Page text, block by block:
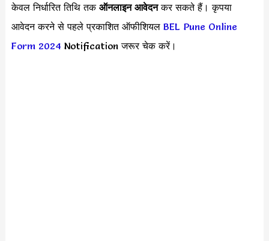
केवल निर्धारित तिथि तकऑनलाइन आवेदनकर सकते हैं। कृपया
आवेदन करने से पहले प्रकाशित ऑफीशियल BEL Pune Online
Form 2024 Notification जरूर चेक करें।